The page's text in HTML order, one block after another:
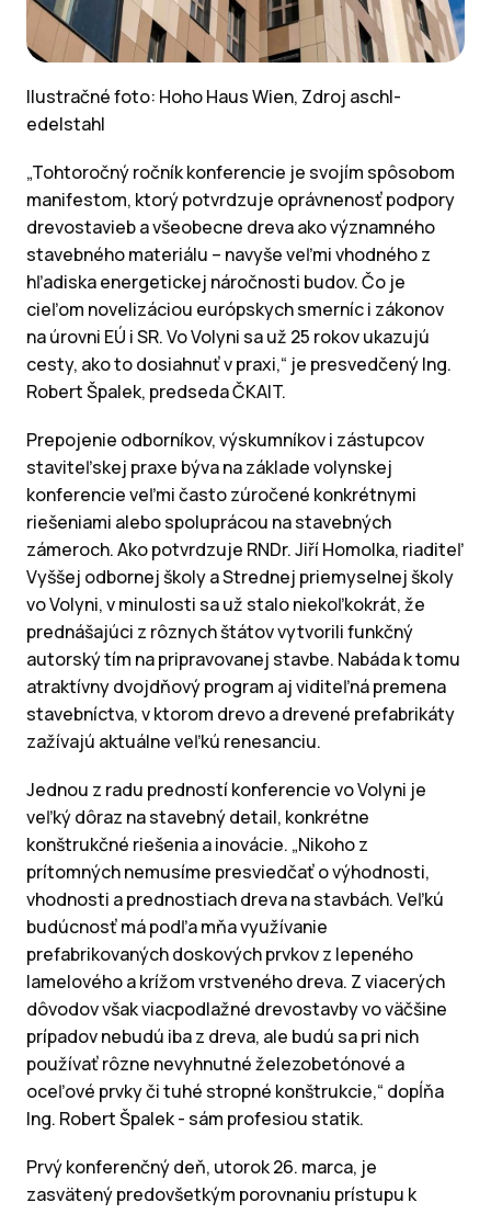
Ilustračné foto: Hoho Haus Wien, Zdroj aschl-
edelstahl
„Tohtoročný ročník konferencie je svojím spôsobom
manifestom, ktorý potvrdzuje oprávnenosť podpory
drevostavieb a všeobecne dreva ako významného
stavebného materiálu – navyše veľmi vhodného z
hľadiska energetickej náročnosti budov. Čo je
cieľom novelizáciou európskych smerníc i zákonov
na úrovni EÚ i SR. Vo Volyni sa už 25 rokov ukazujú
cesty, ako to dosiahnuť v praxi,“ je presvedčený Ing.
Robert Špalek, predseda ČKAIT.
Prepojenie odborníkov, výskumníkov i zástupcov
staviteľskej praxe býva na základe volynskej
konferencie veľmi často zúročené konkrétnymi
riešeniami alebo spoluprácou na stavebných
zámeroch. Ako potvrdzuje RNDr. Jiří Homolka, riaditeľ
Vyššej odbornej školy a Strednej priemyselnej školy
vo Volyni, v minulosti sa už stalo niekoľkokrát, že
prednášajúci z rôznych štátov vytvorili funkčný
autorský tím na pripravovanej stavbe. Nabáda k tomu
atraktívny dvojdňový program aj viditeľná premena
stavebníctva, v ktorom drevo a drevené prefabrikáty
zažívajú aktuálne veľkú renesanciu.
Jednou z radu predností konferencie vo Volyni je
veľký dôraz na stavebný detail, konkrétne
konštrukčné riešenia a inovácie. „Nikoho z
prítomných nemusíme presviedčať o výhodnosti,
vhodnosti a prednostiach dreva na stavbách. Veľkú
budúcnosť má podľa mňa využívanie
prefabrikovaných doskových prvkov z lepeného
lamelového a krížom vrstveného dreva. Z viacerých
dôvodov však viacpodlažné drevostavby vo väčšine
prípadov nebudú iba z dreva, ale budú sa pri nich
používať rôzne nevyhnutné železobetónové a
oceľové prvky či tuhé stropné konštrukcie,“ dopĺňa
Ing. Robert Špalek - sám profesiou statik.
Prvý konferenčný deň, utorok 26. marca, je
zasvätený predovšetkým porovnaniu prístupu k